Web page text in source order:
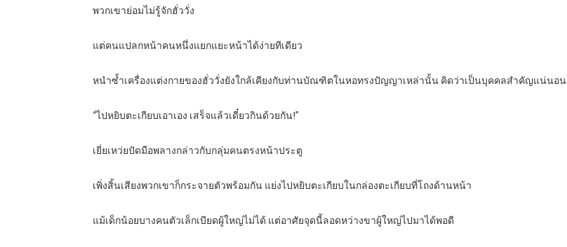
พวกเขาย่อมไม่รู้จักฮั่ววั่ง
แต่คนแปลกหน้าคนหนึ่งแยกแยะหน้าได้ง่ายทีเดียว
หนำซ้ำเครื่องแต่งกายของฮั่ววั่งยังใกล้เคียงกับท่านบัณฑิตในหอทรงปัญญาเหล่านั้น คิดว่าเป็นบุคคลสำคัญแน่นอน
“ไปหยิบตะเกียบเอาเอง เสร็จแล้วเดี๋ยวกินด้วยกัน!”
เยี่ยเหว่ยปัดมือพลางกล่าวกับกลุ่มคนตรงหน้าประตู
เพิ่งสิ้นเสียงพวกเขาก็กระจายตัวพร้อมกัน แย่งไปหยิบตะเกียบในกล่องตะเกียบที่โถงด้านหน้า
แม้เด็กน้อยบางคนตัวเล็กเบียดผู้ใหญ่ไม่ได้ แต่อาศัยจุดนี้ลอดหว่างขาผู้ใหญ่ไปมาได้พอดี